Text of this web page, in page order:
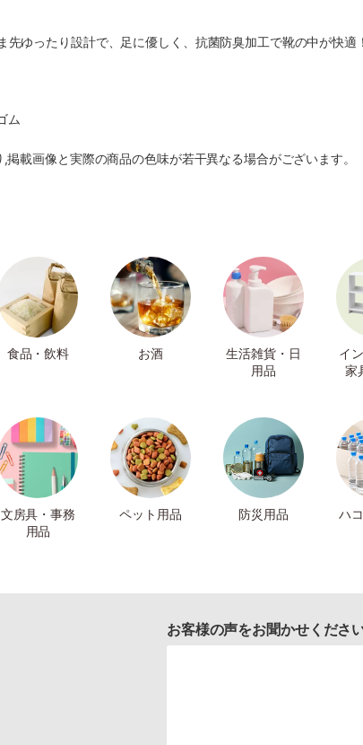
ゆったり設計で、足に優しく、抗菌防臭加工で靴の中が快適
ム
載画像と実際の商品の色味が若干異なる場合がございます。
食品・飲料 お酒
生活雑貨・日
用品
イ
家
文房具・事務
用品
ペット用品 防災用品 ハ
お客様の声をお聞かせくださ